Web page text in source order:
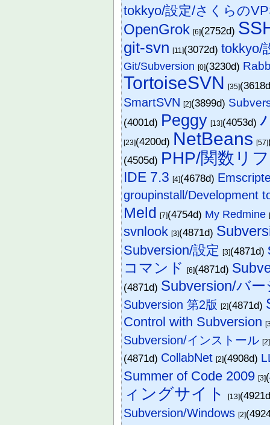
tokkyo/設定/さくらの
OpenGrok [6](2752d)
git-svn [11](3072d)tokkyo/
Git/Subversion [0](3230d)
TortoiseSVN [35]
SmartSVN [2](3899d)
(4001d) Peggy [13](4053d)
[23](4200d) NetBeans [57]
(4505d) PHP/関数リ
IDE 7.3 [4](4678d)
groupinstall/Development
Meld [7](4754d) My Redmine
svnlook [3](4871d)
Subversion/設定 [3](4871d)
コマンド [6](4871d)
(4871d) Subversion/バ
Subversion 第2版 [2](4871d)
Control with Subversion
Subversion/インストール [2]
(4871d) CollabNet [2](4908d)
Summer of Code 2009 [3]
ィングサイト [13]
Subversion/Windows [2]